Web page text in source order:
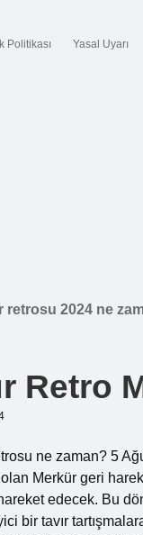
Politikası Yasal Uyarı
retrosu 2024 ne
Retro
ne zaman? 5
Merkür geri
edecek. Bu
bir tavır